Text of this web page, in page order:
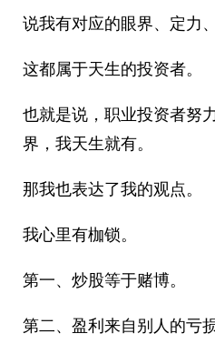
说我有对应的眼界、定力
这都属于天生的投资者。
也就是说，职业投资者努
界，我天生就有。
那我也表达了我的观点。
我心里有枷锁。
第一、炒股等于赌博。
第二、盈利来自别人的亏损